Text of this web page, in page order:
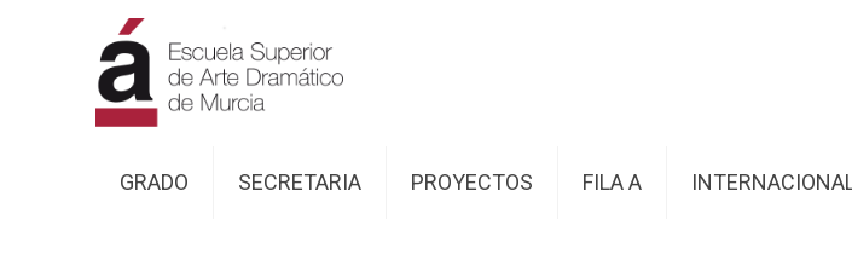
GRADO SECRETARIA PROYECTOS FILA A